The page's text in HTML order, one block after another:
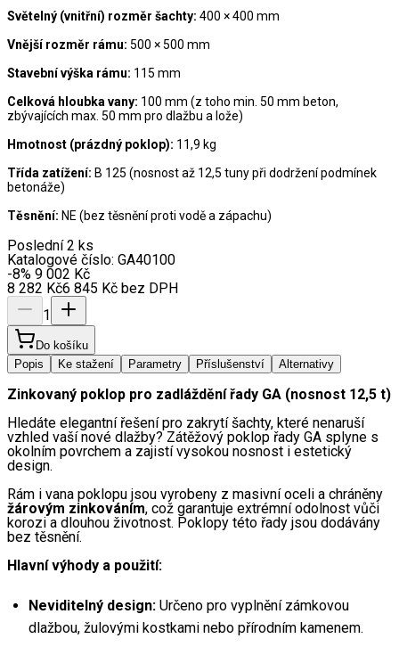
Světelný (vnitřní) rozměr šachty: 400 × 400 mm
Vnější rozměr rámu: 500 × 500 mm
Stavební výška rámu: 115 mm
Celková hloubka vany: 100 mm (z toho min. 50 mm beton,
zbývajících max. 50 mm pro dlažbu a lože)
Hmotnost (prázdný poklop): 11,9 kg
Třída zatížení: B 125 (nosnost až 12,5 tuny při dodržení podmínek
betonáže)
Těsnění: NE (bez těsnění proti vodě a zápachu)
Poslední 2 ks
Katalogové číslo: GA40100
-8% 9 002 Kč
8 282 Kč6 845 Kč bez DPH
1
Do košíku
Popis
Ke stažení Parametry Příslušenství Alternativy
Zinkovaný poklop pro zadláždění řady GA (nosnost 12,5 t)
Hledáte elegantní řešení pro zakrytí šachty, které nenaruší
vzhled vaší nové dlažby? Zátěžový poklop řady GA splyne s
okolním povrchem a zajistí vysokou nosnost i estetický
design.
žárovým zinkováním, což garantuje extrémní odolnost vůči
korozi a dlouhou životnost. Poklopy této řady jsou dodávány
bez těsnění.
Hlavní výhody a použití:
Neviditelný design: Určeno pro vyplnění zámkovou
dlažbou, žulovými kostkami nebo přírodním kamenem.